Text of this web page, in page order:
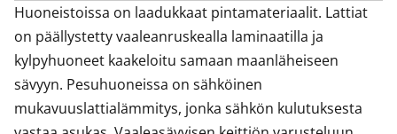
Huoneistoissa on laadukkaat pintamateriaalit. Lattiat
on päällystetty vaaleanruskealla laminaatilla ja
kylpyhuoneet kaakeloitu samaan maanläheiseen
sävyyn. Pesuhuoneissa on sähköinen
mukavuuslattialämmitys, jonka sähkön kulutuksesta